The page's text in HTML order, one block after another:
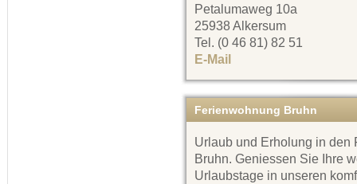
Petalumaweg 10a
25938 Alkersum
Tel. (0 46 81) 82 51
E-Mail
Ferienwohnung Bruhn
Urlaub und Erholung in den
Bruhn. Geniessen Sie Ihre
Urlaubstage in unseren